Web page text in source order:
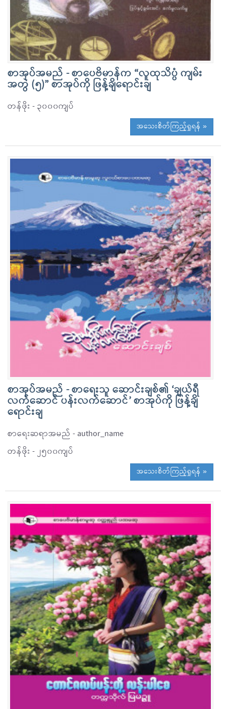
စာအုပ်အမည် - စာပေဗိမာန်က “လူထုသိပ္ပံ ကျမ်း
အတွဲ (၅)” စာအုပ်ကို ဖြန့်ချိရောင်းချ
တန်ဖိုး - ၃၀၀၀ကျပ်
အသေးစိတ်ကြည့်ရှုရန် »
စာအုပ်အမည် - စာရေးသူ ဆောင်းချစ်၏ ‘ချယ်ရီ
လက်ဆောင် ပန်းလက်ဆောင်’ စာအုပ်ကို ဖြန့်ချိ
ရောင်းချ
စာရေးဆရာအမည် - author_name
တန်ဖိုး - ၂၅၀၀ကျပ်
အသေးစိတ်ကြည့်ရှုရန် »